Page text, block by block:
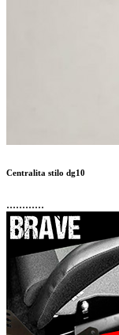
350 €
Autor:
Publicado en:
Publicado el:
26-
Referencia:
Visualizaciones: 141